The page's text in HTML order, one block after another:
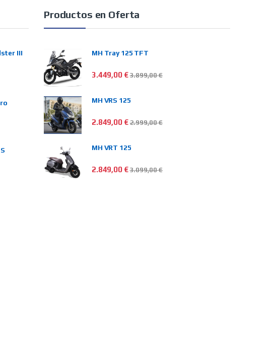
III
Productos en Oferta
MH Tray 125 TFT
3.449,00 €3.899,00€
MH VRS 125
2.849,00 €2.999,00€
MH VRT 125
2.849,00 €3.099,00€